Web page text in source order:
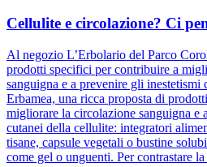
Cellulite e circolazione? Ci
Al negozio L’Erbolario del Parco
prodotti specifici per contribuire a
sanguigna e a prevenire gli inestetismi
Erbamea, una ricca proposta di
migliorare la circolazione sanguigna e
cutanei della cellulite: integratori
tisane, capsule vegetali o bustine
come gel o unguenti. Per contrastare